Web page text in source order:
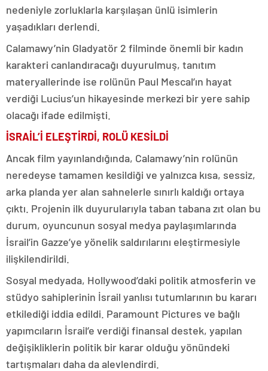
nedeniyle zorluklarla karşılaşan ünlü isimlerin
yaşadıkları derlendi.
Calamawy’nin Gladyatör 2 filminde önemli bir kadın
karakteri canlandıracağı duyurulmuş, tanıtım
materyallerinde ise rolünün Paul Mescal’ın hayat
verdiği Lucius’un hikayesinde merkezi bir yere sahip
olacağı ifade edilmişti.
İSRAİL’İ ELEŞTİRDİ, ROLÜ KESİLDİ
Ancak film yayınlandığında, Calamawy’nin rolünün
neredeyse tamamen kesildiği ve yalnızca kısa, sessiz,
arka planda yer alan sahnelerle sınırlı kaldığı ortaya
çıktı. Projenin ilk duyurularıyla taban tabana zıt olan bu
durum, oyuncunun sosyal medya paylaşımlarında
İsrail’in Gazze’ye yönelik saldırılarını eleştirmesiyle
ilişkilendirildi.
Sosyal medyada, Hollywood’daki politik atmosferin ve
stüdyo sahiplerinin İsrail yanlısı tutumlarının bu kararı
etkilediği iddia edildi. Paramount Pictures ve bağlı
yapımcıların İsrail’e verdiği finansal destek, yapılan
değişikliklerin politik bir karar olduğu yönündeki
tartışmaları daha da alevlendirdi.